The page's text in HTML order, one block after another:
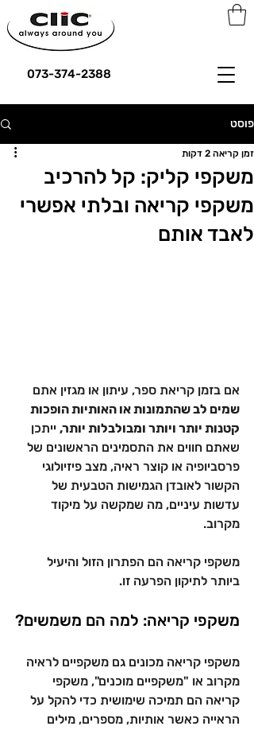
073-374-2388
פוסט
משקפי קליק: קל להרכיב
משקפי קריאה ובלתי אפשרי
לאבד אותם
זמן קריאה 2 דקות
אם בזמן קריאת ספר, עיתון או מגזין אתם
שמים לב שהתמונות או האותיות הופכות
קטנות יותר ויותר ומבולבלות יותר, ייתכן
שאתם חווים את התסמינים הראשונים של
פרסביופיה או קוצר ראיה, מצב פיזיולוגי
הקשור לאובדן הגמישות הטבעית של
עדשות עיניים, מה שמקשה על מיקוד
מקרוב.
משקפי קריאה הם הפתרון הזול והיעיל
ביותר לתיקון הפרעה זו.
משקפי קריאה: למה הם משמשים?
משקפי קריאה מכונים גם משקפיים לראיה
מקרוב או "משקפיים מוכנים", משקפי
קריאה הם תמיכה שימושית כדי להקל על
הראייה כאשר אותיות, מספרים, מילים